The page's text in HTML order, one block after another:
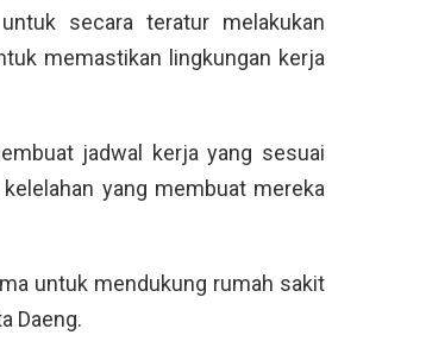
secara teratur melakukan
memastikan lingkungan kerja
jadwal kerja yang sesuai
yang membuat mereka
untuk mendukung rumah sakit
Daeng.